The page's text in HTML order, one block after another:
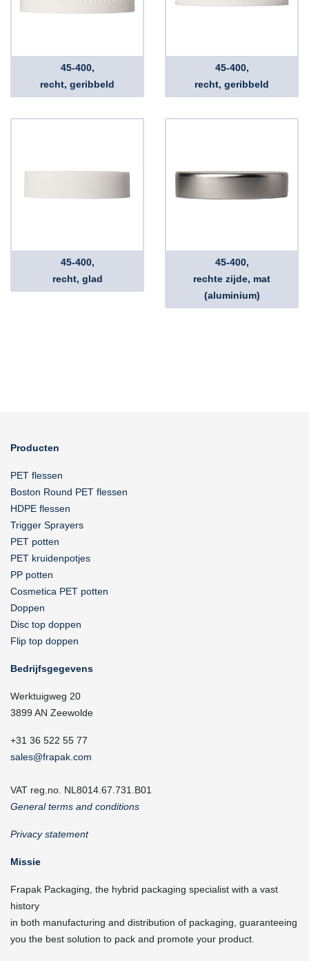
45-400,
recht, geribbeld
45-400,
recht, geribbeld
45-400,
recht, glad
45-400,
rechte zijde, mat
(aluminium)
Producten
PET flessen
Boston Round PET flessen
HDPE flessen
Trigger Sprayers
PET potten
PET kruidenpotjes
PP potten
Cosmetica PET potten
Doppen
Disc top doppen
Flip top doppen
Bedrijfsgegevens
Werktuigweg 20
3899 AN Zeewolde
+31 36 522 55 77
sales@frapak.com
VAT reg.no. NL8014.67.731.B01
General terms and conditions
Privacy statement
Missie
Frapak Packaging, the hybrid packaging specialist with a vast
history
in both manufacturing and distribution of packaging, guaranteeing
you the best solution to pack and promote your product.